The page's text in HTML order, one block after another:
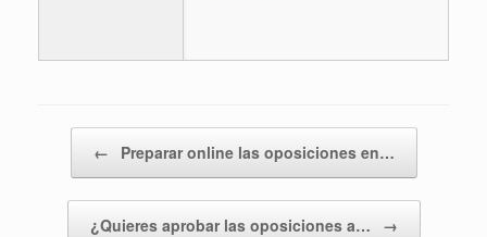
← Preparar online las oposiciones en…
¿Quieres aprobar las oposiciones a… →